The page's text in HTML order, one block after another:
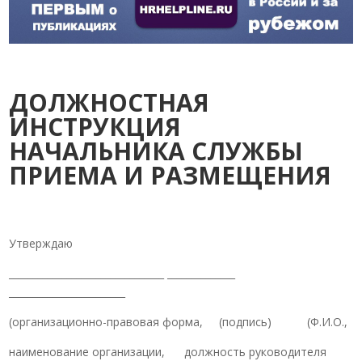
ДОЛЖНОСТНАЯ
ИНСТРУКЦИЯ
НАЧАЛЬНИКА СЛУЖБЫ
ПРИЕМА И РАЗМЕЩЕНИЯ
Утверждаю
(организационно-правовая форма, (подпись) (Ф.И.О.,
наименование организации, должность руководителя